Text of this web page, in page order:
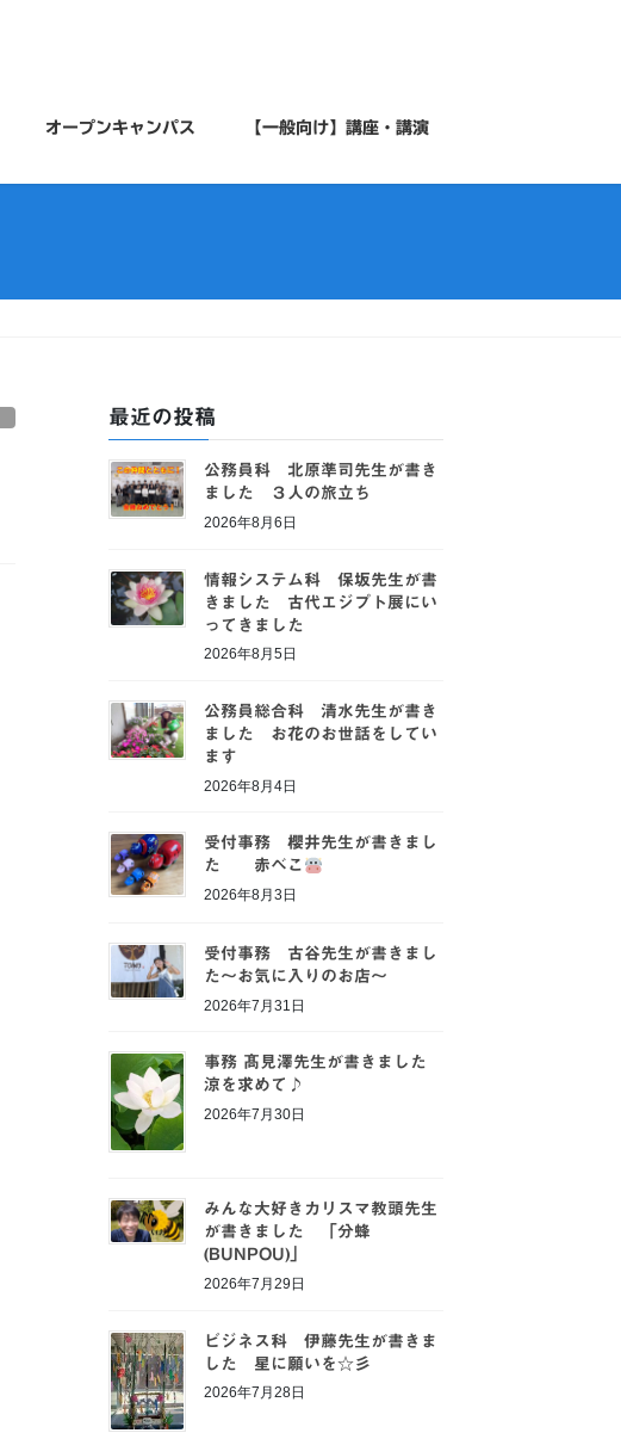
オープンキャンパス 【一般向け】講座・講演
最近の投稿
公務員科 北原準司先生が書き
ました ３人の旅立ち
2026年8月6日
情報システム科 保坂先生が書
きました 古代エジプト展にい
ってきました
2026年8月5日
公務員総合科 清水先生が書き
ました お花のお世話をしてい
ます
2026年8月4日
受付事務 櫻井先生が書きまし
た 赤べこ
2026年8月3日
受付事務 古谷先生が書きまし
た～お気に入りのお店～
2026年7月31日
事務 髙見澤先生が書きました
涼を求めて♪
2026年7月30日
みんな大好きカリスマ教頭先生
が書きました 「分蜂
(BUNPOU)」
2026年7月29日
ビジネス科 伊藤先生が書きま
した 星に願いを☆彡
2026年7月28日